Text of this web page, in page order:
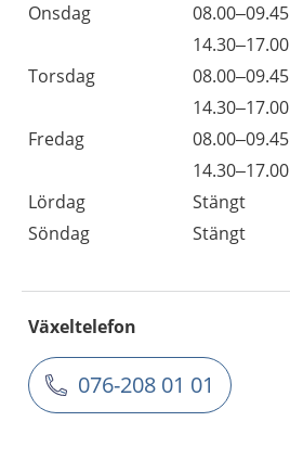
Onsdag
08.00–09.45
14.30–17.00
Torsdag
08.00–09.45
14.30–17.00
Fredag
08.00–09.45
14.30–17.00
Lördag
Stängt
Söndag
Stängt
Växeltelefon
076-208 01 01